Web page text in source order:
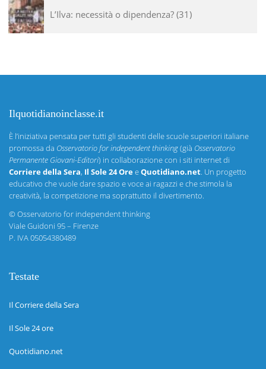
L’Ilva: necessità o dipendenza? 31
Ilquotidianoinclasse.it
È l’iniziativa pensata per tutti gli studenti delle scuole superiori italiane
promossa da Osservatorio for independent thinking(già Osservatorio
Permanente Giovani-Editori) in collaborazione con i siti internet di
Corriere della Sera, Il Sole 24 OreeQuotidiano.net. Un progetto
educativo che vuole dare spazio e voce ai ragazzi e che stimola la
creatività, la competizione ma soprattutto il divertimento.
©Osservatorio for independent thinking
Viale Guidoni 95 – Firenze
P. IVA 05054380489
Testate
Il Corriere della Sera
Il Sole 24 ore
Quotidiano.net